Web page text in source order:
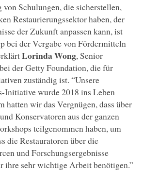
Schulungen, die sicherstellen,
Restaurierungssektor haben, der
der Zukunft anpassen kann, ist
bei der Vergabe von Fördermitteln
Lorinda Wong, Senior
der Getty Foundation, die für
zuständig ist. “Unsere
Initiative wurde 2018 ins Leben
hatten wir das Vergnügen, dass über
Konservatoren aus der ganzen
teilgenommen haben, um
die Restauratoren über die
und Forschungsergebnisse
ihre sehr wichtige Arbeit benötigen.”